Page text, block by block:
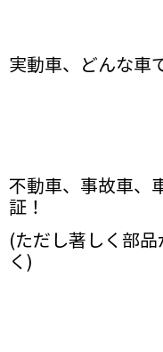
実動車、どんな車
不動車、事故車、
証！
(ただし著しく部
く)